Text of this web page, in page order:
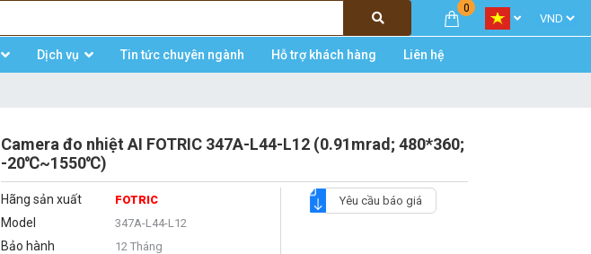
0
Dịch vụ Tin tức chuyên ngành Hỗ trợ khách hàng Liên hệ
Camera đo nhiệt AI FOTRIC 347A-L44-L12 (0.91mrad; 480*360;
-20℃~1550℃)
Hãng sản xuất FOTRIC
Model 347A-L44-L12
Bảo hành 12 Tháng
Yêu cầu báo giá